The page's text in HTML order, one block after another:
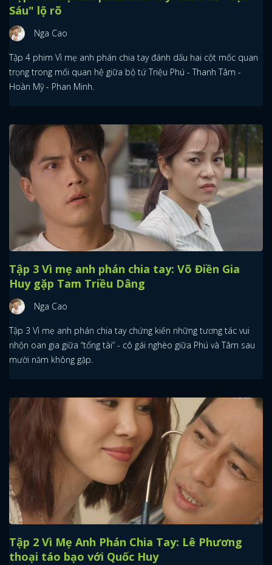
Sáu" lộ rõ
Nga Cao
Tập 4 phim Vì mẹ anh phán chia tay đánh dấu hai cột mốc quan
trọng trong mối quan hệ giữa bộ tứ Triệu Phú - Thanh Tâm -
Hoàn Mỹ - Phan Minh.
Tập 3 Vì mẹ anh phán chia tay: Võ Điền Gia
Huy gặp Tam Triều Dâng
Nga Cao
Tập 3 Vì mẹ anh phán chia tay chứng kiến những tương tác vui
nhộn oan gia giữa “tổng tài” - cô gái nghèo giữa Phú và Tâm sau
mười năm không gặp.
Tập 2 Vì Mẹ Anh Phán Chia Tay: Lê Phương
thoại táo bạo với Quốc Huy